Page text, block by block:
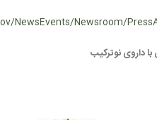
NewsEvents/Newsroom/
با داروی نوترکیب